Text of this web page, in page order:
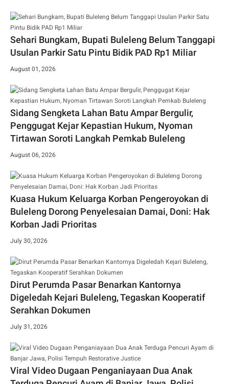
Sehari Bungkam, Bupati Buleleng Belum Tanggapi
Usulan Parkir Satu Pintu Bidik PAD Rp1 Miliar
August 01, 2026
Sidang Sengketa Lahan Batu Ampar Bergulir,
Penggugat Kejar Kepastian Hukum, Nyoman
Tirtawan Soroti Langkah Pemkab Buleleng
August 06, 2026
Kuasa Hukum Keluarga Korban Pengeroyokan di
Buleleng Dorong Penyelesaian Damai, Doni: Hak
Korban Jadi Prioritas
July 30, 2026
Dirut Perumda Pasar Benarkan Kantornya
Digeledah Kejari Buleleng, Tegaskan Kooperatif
Serahkan Dokumen
July 31, 2026
Viral Video Dugaan Penganiayaan Dua Anak